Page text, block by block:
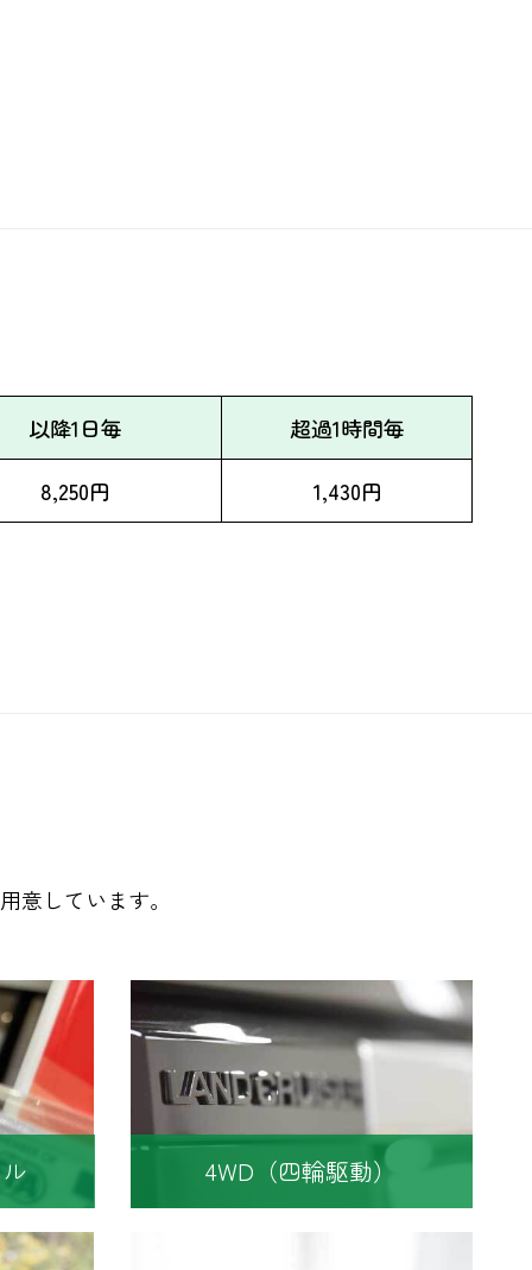
以降1日毎 超過1時間毎
8,250円 1,430円
意しています。
4WD（四輪駆動）